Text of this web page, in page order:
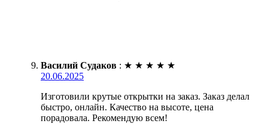
Василий Судаков : ★ ★ ★ ★ ★
20.06.2025
Изготовили крутые открытки на заказ. Заказ делал
быстро, онлайн. Качество на высоте, цена
порадовала. Рекомендую всем!